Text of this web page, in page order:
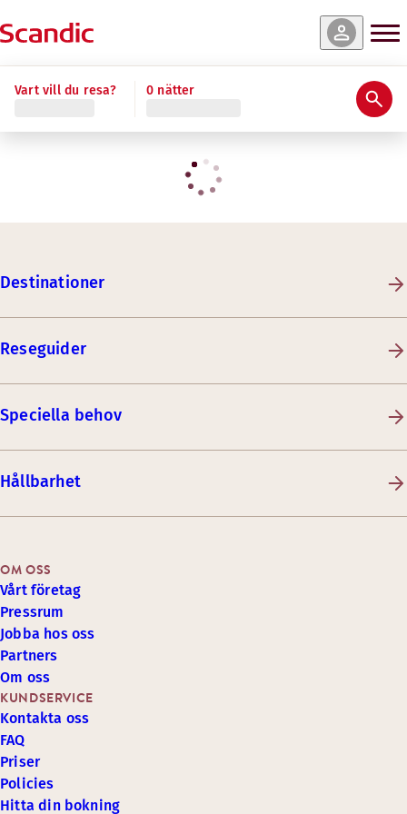
Vart vill du resa? 0 nätter
Destinationer
Reseguider
Speciella behov
Hållbarhet
KUNDSERVICE
Kontakta oss
FAQ
Priser
Policies
Hitta din bokning
OM OSS
Vårt företag
Pressrum
Jobba hos oss
Partners
Om oss